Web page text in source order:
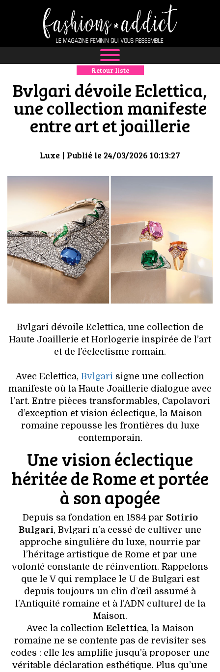
NEWS
MODE
LUXE
DÉFILÉS
BOUTIQUE
CULTURE
HIGH TECH
MAISON
AUTO
LIEUX TENDANCES
BEAUTÉ
MODE DE RUE
JEUNES CRÉATEURS
HISTOIRE DES MARQUES
DÉCO
VOYAGES & LOISIRS
Retour liste
Bvlgari dévoile Eclettica,
une collection manifeste
entre art et joaillerie
Luxe | Publié le 24/03/2026 10:13:27
Bvlgari dévoile Eclettica, une collection de
Haute Joaillerie et Horlogerie inspirée de l’art
et de l’éclectisme romain.
Avec Eclettica, Bvlgari signe une collection
manifeste où la Haute Joaillerie dialogue avec
l’art. Entre pièces transformables, Capolavori
d’exception et vision éclectique, la Maison
romaine repousse les frontières du luxe
contemporain.
Une vision éclectique
héritée de Rome et portée
à son apogée
Depuis sa fondation en 1884 par Sotirio
Bulgari, Bvlgari n’a cessé de cultiver une
approche singulière du luxe, nourrie par
l’héritage artistique de Rome et par une
volonté constante de réinvention. Rappelons
que le V qui remplace le U de Bulgari est
depuis toujours un clin d’œil assumé à
l’Antiquité romaine et à l’ADN culturel de la
Maison.
Avec la collection Eclettica, la Maison
romaine ne se contente pas de revisiter ses
codes : elle les amplifie jusqu’à proposer une
véritable déclaration esthétique. Plus qu’une